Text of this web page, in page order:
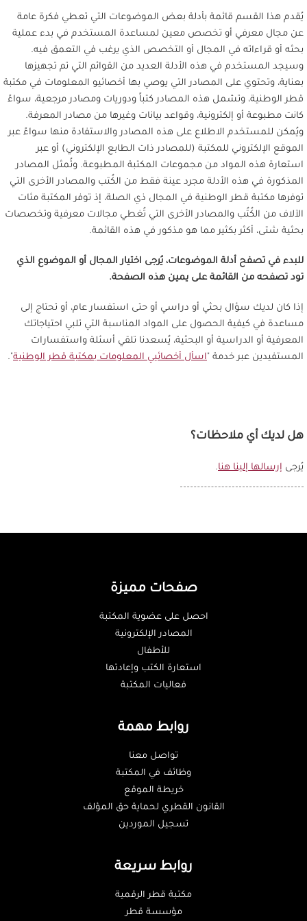
يُقدم هذا القسم قائمة بأدلة بعض الموضوعات التي تعطي فكرة عامة
عن مجال معرفي أو تخصص معين لمساعدة المستخدم في بدء عملية
بحثه أو قراءاته في المجال أو التخصص الذي يرغب في التعمق فيه.
وسيجد المستخدم في هذه الأدلة العديد من القوائم التي تم تجهيزها
بعناية، وتحتوي على المصادر التي يوصي بها أخصائيو المعلومات في مكتبة
قطر الوطنية، وتشمل هذه المصادر كتباً ودوريات ومصادر مرجعية، سواءً
كانت مطبوعة أو إلكترونية، وقواعد بيانات وغيرها من مصادر المعرفة.
ويُمكن للمستخدم الاطلاع على هذه المصادر والاستفادة منها سواءً عبر
الموقع الإلكتروني للمكتبة (للمصادر ذات الطابع الإلكتروني) أو عبر
استعارة هذه المواد من مجموعات المكتبة المطبوعة. وتُمثل المصادر
المذكورة في هذه الأدلة مجرد عينة فقط من الكُتب والمصادر الأخرى التي
توفرها مكتبة قطر الوطنية في المجال ذي الصلة، إذ توفر المكتبة مئات
الآلاف من الكُتُب والمصادر الأخرى التي تُغطي مجالات معرفية وتخصصات
بحثية شتى، أكثر بكثير مما هو مذكور في هذه القائمة.
للبدء في تصفح أدلة الموضوعات، يُرجى اختيار المجال أو الموضوع الذي
تود تصفحه من القائمة على يمين هذه الصفحة.
إذا كان لديك سؤال بحثي أو دراسي أو حتى استفسار عام، أو تحتاج إلى
مساعدة في كيفية الحصول على المواد المناسبة التي تلبي احتياجاتك
المعرفية أو الدراسية أو البحثية، يُسعدنا تلقي أسئلة واستفسارات
المستفيدين عبر خدمة "اسأل أخصائيي المعلومات بمكتبة قطر الوطنية".
هل لديك أي ملاحظات؟
يُرجى إرسالها إلينا هنا.
صفحات مميزة
احصل على عضوية المكتبة
المصادر الإلكترونية
للأطفال
استعارة الكتب وإعادتها
فعاليات المكتبة
روابط مهمة
تواصل معنا
وظائف في المكتبة
خريطة الموقع
القانون القطري لحماية حق المؤلف
تسجيل الموردين
روابط سريعة
مكتبة قطر الرقمية
مؤسسة قطر